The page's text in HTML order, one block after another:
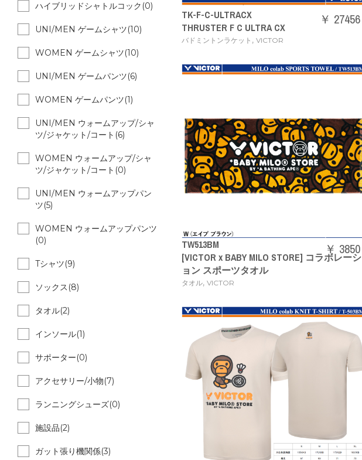
TK-F-C-ULTRACX
THRUSTER F C ULTRA CX
バドミントンラケット , VICTOR
￥ 27456
TW513BM
[VICTOR x BABY MILO STORE] コラボレーシ
ョン スポーツタオル
タオル, VICTOR
￥ 3850
ハイブリッドシャトルコック(0)
UNI/MEN ゲームシャツ(10)
WOMEN ゲームシャツ(10)
UNI/MEN ゲームパンツ(6)
WOMEN ゲームパンツ(1)
UNI/MEN ウォームアップ/シャ
ツ/ジャケット/コート(6)
WOMEN ウォームアップ/シャ
ツ/ジャケット/コート(0)
UNI/MEN ウォームアップパン
ツ(5)
WOMEN ウォームアップパンツ
(0)
Tシャツ(9)
ソックス(8)
タオル(2)
インソール(1)
サポーター(0)
アクセサリー/小物(7)
ランニングシューズ(0)
施設品(2)
ガット張り機関係(3)